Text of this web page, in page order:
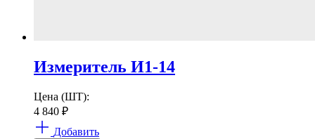
Измеритель И1-14
Цена (ШТ):
4 840 ₽
Добавить